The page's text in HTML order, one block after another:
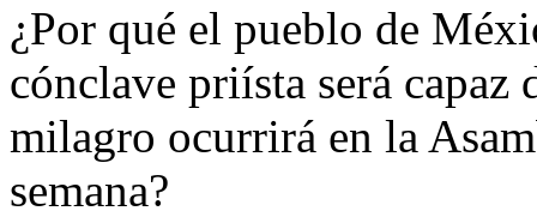
¿Por qué el pueblo de
cónclave priísta será capaz
milagro ocurrirá en la
semana?